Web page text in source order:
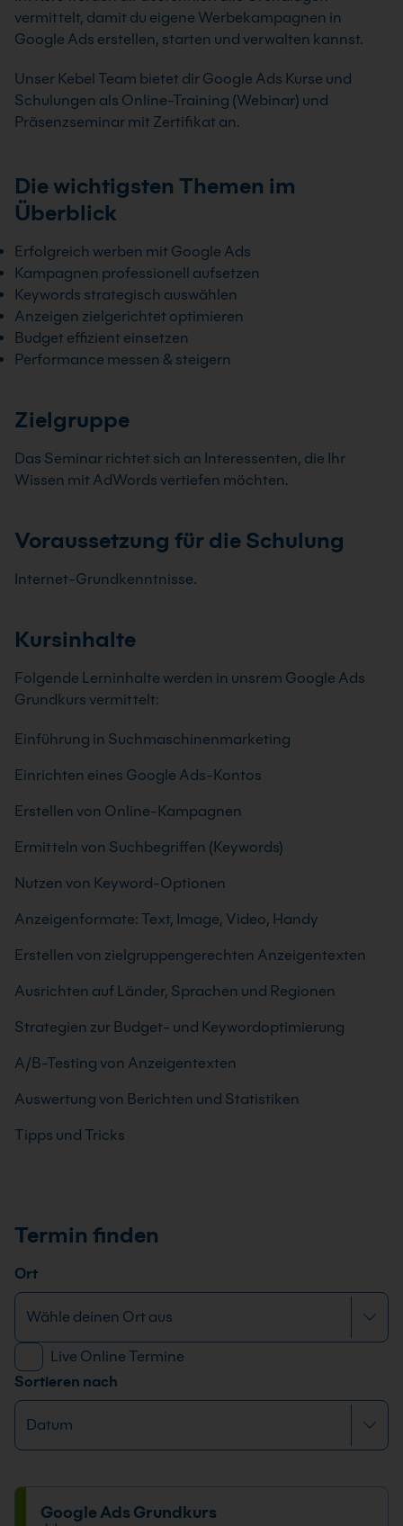
vermittelt, damit du eigene Werbekampagnen in
Google Ads erstellen, starten und verwalten kannst.
Unser Kebel Team bietet dir Google Ads Kurse und
Schulungen als Online-Training (Webinar) und
Präsenzseminar mit Zertifikat an.
Die wichtigsten Themen im
Überblick
Erfolgreich werben mit Google Ads
Kampagnen professionell aufsetzen
Keywords strategisch auswählen
Anzeigen zielgerichtet optimieren
Budget effizient einsetzen
Performance messen & steigern
Zielgruppe
Das Seminar richtet sich an Interessenten, die Ihr
Wissen mit AdWords vertiefen möchten.
Voraussetzung für die Schulung
Internet-Grundkenntnisse.
Kursinhalte
Folgende Lerninhalte werden in unsrem Google Ads
Grundkurs vermittelt:
Einführung in Suchmaschinenmarketing
Einrichten eines Google Ads-Kontos
Erstellen von Online-Kampagnen
Ermitteln von Suchbegriffen (Keywords)
Nutzen von Keyword-Optionen
Anzeigenformate: Text, Image, Video, Handy
Erstellen von zielgruppengerechten Anzeigentexten
Ausrichten auf Länder, Sprachen und Regionen
Strategien zur Budget- und Keywordoptimierung
A/B-Testing von Anzeigentexten
Auswertung von Berichten und Statistiken
Tipps und Tricks
Termin finden
Ort
Live Online Termine
Sortieren nach
Google Ads Grundkurs